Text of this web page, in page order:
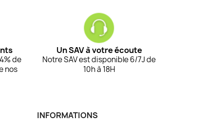
de
nos
Un SAV à votre écoute
Notre SAV est disponible 6/7J de
10h à 18H
INFORMATIONS